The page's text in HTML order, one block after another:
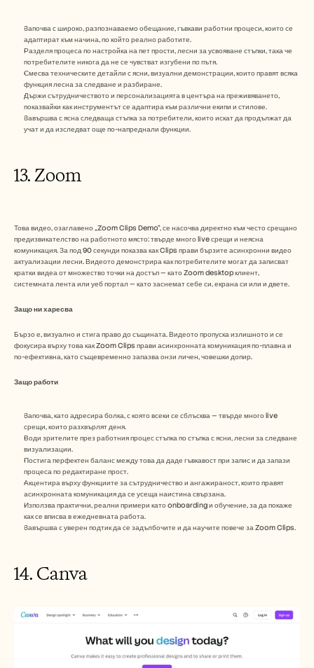
Започва с широко, разпознаваемо обещание, гъвкави работни процеси, които се
адаптират към начина, по който реално работите.
Разделя процеса по настройка на пет прости, лесни за усвояване стъпки, така че
потребителите никога да не се чувстват изгубени по пътя.
Смесва техническите детайли с ясни, визуални демонстрации, които правят всяка
функция лесна за следване и разбиране.
Държи сътрудничеството и персонализацията в центъра на преживяването,
показвайки как инструментът се адаптира към различни екипи и стилове.
Завършва с ясна следваща стъпка за потребители, които искат да продължат да
учат и да изследват още по-напреднали функции.
13. Zoom
Това видео, озаглавено „Zoom Clips Demo“, се насочва директно към често срещано
предизвикателство на работното място: твърде много live срещи и неясна
комуникация. За под 90 секунди показва как Clips прави бързите асинхронни видео
актуализации лесни. Видеото демонстрира как потребителите могат да записват
кратки видеа от множество точки на достъп — като Zoom desktop клиент,
системната лента или уеб портал — като заснемат себе си, екрана си или и двете.
Защо ни харесва
Бързо е, визуално и стига право до същината. Видеото пропуска излишното и се
фокусира върху това как Zoom Clips прави асинхронната комуникация по-плавна и
по-ефективна, като същевременно запазва онзи личен, човешки допир.
Защо работи
Започва, като адресира болка, с която всеки се сблъсква — твърде много live
срещи, които разхвърлят деня.
Води зрителите през работния процес стъпка по стъпка с ясни, лесни за следване
визуализации.
Постига перфектен баланс между това да даде гъвкавост при запис и да запази
процеса по редактиране прост.
Акцентира върху функциите за сътрудничество и ангажираност, които правят
асинхронната комуникация да се усеща наистина свързана.
Използва практични, реални примери като onboarding и обучение, за да покаже
как се вписва в ежедневната работа.
Завършва с уверен подтик да се задълбочите и да научите повече за Zoom Clips.
14. Canva